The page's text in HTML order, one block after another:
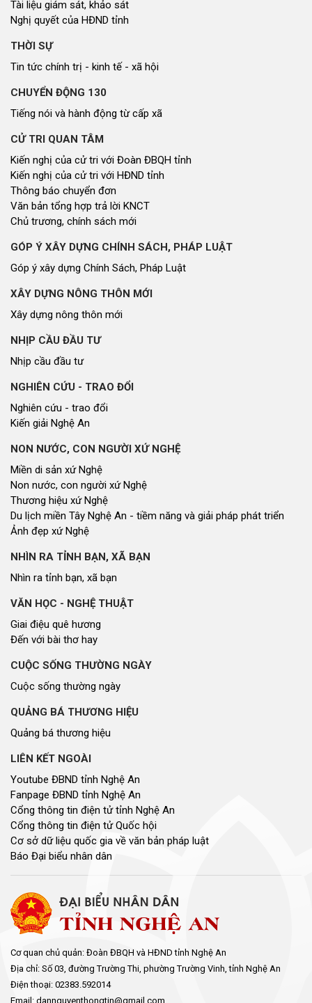
Tài liệu giám sát, khảo sát
Nghị quyết của HĐND tỉnh
THỜI SỰ
Tin tức chính trị - kinh tế - xã hội
CHUYỂN ĐỘNG 130
Tiếng nói và hành động từ cấp xã
CỬ TRI QUAN TÂM
Kiến nghị của cử tri với Đoàn ĐBQH tỉnh
Kiến nghị của cử tri với HĐND tỉnh
Thông báo chuyển đơn
Văn bản tổng hợp trả lời KNCT
Chủ trương, chính sách mới
GÓP Ý XÂY DỰNG CHÍNH SÁCH, PHÁP LUẬT
Góp ý xây dựng Chính Sách, Pháp Luật
XÂY DỰNG NÔNG THÔN MỚI
Xây dựng nông thôn mới
NHỊP CẦU ĐẦU TƯ
Nhịp cầu đầu tư
NGHIÊN CỨU - TRAO ĐỔI
Nghiên cứu - trao đổi
Kiến giải Nghệ An
NON NƯỚC, CON NGƯỜI XỨ NGHỆ
Miền di sản xứ Nghệ
Non nước, con người xứ Nghệ
Thương hiệu xứ Nghệ
Du lịch miền Tây Nghệ An - tiềm năng và giải pháp phát triển
Ảnh đẹp xứ Nghệ
NHÌN RA TỈNH BẠN, XÃ BẠN
Nhìn ra tỉnh bạn, xã bạn
VĂN HỌC - NGHỆ THUẬT
Giai điệu quê hương
Đến với bài thơ hay
CUỘC SỐNG THƯỜNG NGÀY
Cuộc sống thường ngày
QUẢNG BÁ THƯƠNG HIỆU
Quảng bá thương hiệu
LIÊN KẾT NGOÀI
Youtube ĐBND tỉnh Nghệ An
Fanpage ĐBND tỉnh Nghệ An
Cổng thông tin điện tử tỉnh Nghệ An
Cổng thông tin điện tử Quốc hội
Cơ sở dữ liệu quốc gia về văn bản pháp luật
Báo Đại biểu nhân dân
Cơ quan chủ quản: Đoàn ĐBQH và HĐND tỉnh Nghệ An
Địa chỉ: Số 03, đường Trường Thi, phường Trường Vinh, tỉnh Nghệ An
Điện thoại: 02383.592014
Email: dannguyenthongtin@gmail.com